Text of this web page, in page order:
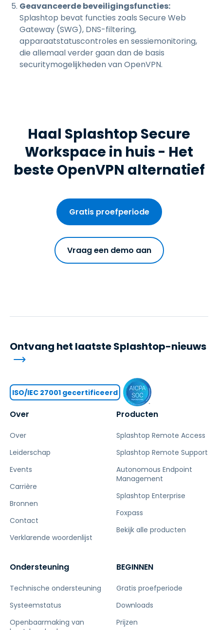
Geavanceerde beveiligingsfuncties:
Splashtop bevat functies zoals Secure Web
Gateway (SWG), DNS-filtering,
apparaatstatuscontroles en sessiemonitoring,
die allemaal verder gaan dan de basis
securitymogelijkheden van OpenVPN.
Haal Splashtop Secure
Workspace in huis - Het
beste OpenVPN alternatief
Gratis proefperiode
Vraag een demo aan
Over
Over
Leiderschap
Events
Carrière
Bronnen
Contact
Verklarende woordenlijst
Producten
Splashtop Remote Access
Splashtop Remote Support
Autonomous Endpoint
Management
Splashtop Enterprise
Foxpass
Bekijk alle producten
Ondersteuning
Technische ondersteuning
Systeemstatus
Openbaarmaking van
BEGINNEN
Gratis proefperiode
Downloads
Prijzen
Ontvang het laatste Splashtop-nieuws
ISO/IEC 27001 gecertificeerd